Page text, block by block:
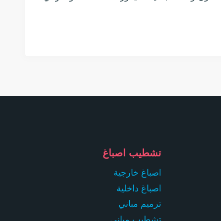
تشطيب اصباغ
اصباغ خارجية
اصباغ داخلية
ترميم مباني